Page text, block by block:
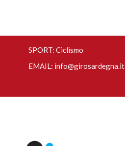
SPORT: Ciclismo
EMAIL: info@girosardegna.it